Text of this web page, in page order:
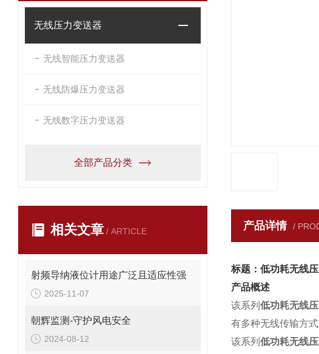
无线压力变送器
无线智能压力变送器
无线防爆压力变送器
无线数字压力变送器
全部产品分类
相关文章 / ARTICLE
射频导纳液位计用途广泛且适应性强
2025-11-07
朝辉监测-守护风电安全
2024-08-12
产品详情 /
标题：低功耗无线
产品概述
该系列低功耗无线
有多种无线传输方
该系列低功耗无线